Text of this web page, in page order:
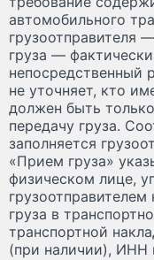
автомобильного
грузоотправителя
груза —
непосредственный
не уточняет, кто
должен быть
передачу груза.
заполняется
«Прием груза»
физическом лице,
груза в
транспортной
(при наличии), ИНН